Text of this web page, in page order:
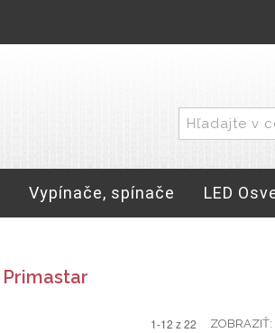
Vypínače, spínače LED
Primastar
1-12 z 22 ZOBRAZIŤ